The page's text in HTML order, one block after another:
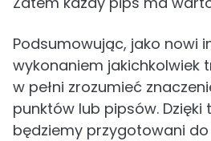
Podsumowując, jako nowi
wykonaniem jakichkolwiek
w pełni zrozumieć
punktów lub pipsów. Dzięki
będziemy przygotowani